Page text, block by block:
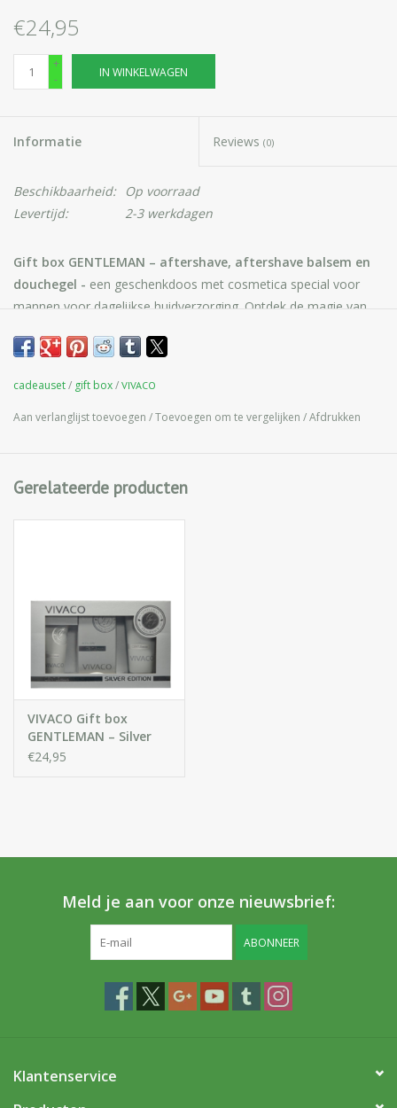
€24,95
+
-
IN WINKELWAGEN
Informatie Reviews (0)
Beschikbaarheid:
Op voorraad
Levertijd:
2-3 werkdagen
Gift box GENTLEMAN – aftershave, aftershave balsem en
douchegel - een geschenkdoos met cosmetica special voor
mannen voor dagelijkse huidverzorging. Ontdek de magie van
Inhoud:
- Aftershave Gentleman 100 ml
- Aftershave balsem Gentleman 100 ml
cadeauset/ gift box/ VIVACO
Aan verlanglijst toevoegen /Toevoegen om te vergelijken /Afdrukken
Gerelateerde producten
VIVACO Gift box
GENTLEMAN – Silver
Edition - aftershave,
€24,95
Meld je aan voor onze nieuwsbrief:
ABONNEER
Klantenservice